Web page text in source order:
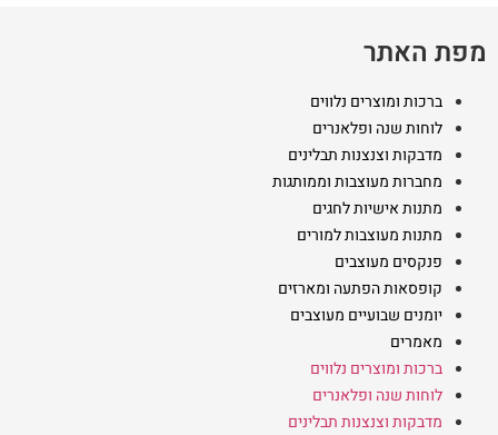
מפת האתר
ברכות ומוצרים נלווים
לוחות שנה ופלאנרים
מדבקות וצנצנות תבלינים
מחברות מעוצבות וממותגות
מתנות אישיות לחגים
מתנות מעוצבות למורים
פנקסים מעוצבים
קופסאות הפתעה ומארזים
יומנים שבועיים מעוצבים
מאמרים
ברכות ומוצרים נלווים
לוחות שנה ופלאנרים
מדבקות וצנצנות תבלינים